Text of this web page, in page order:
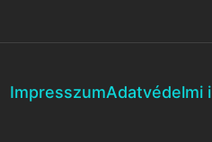
ImpresszumAdatvédelmi